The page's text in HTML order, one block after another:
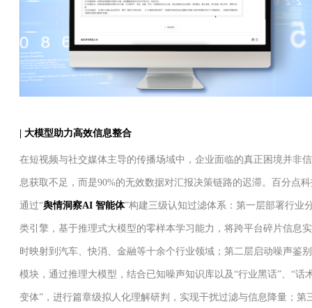
| 大模型助力高效信息整合
在短视频与社交媒体主导的传播场域中，企业面临的真正困境并非信
息获取不足，而是90%的无效数据对汇报决策链路的迟滞。百分点
通过“舆情洞察AI 智能体”构建三级认知过滤体系：第一层部署行业
类引擎，基于推理式大模型的零样本学习能力，将跨平台碎片信息实
时映射到汽车、快消、金融等十余个行业领域；第二层启动噪声鉴别
模块，通过推理大模型，结合已知噪声知识库以及“行业黑话”、“话
变体”，进行篇章级拟人化理解研判，实现干扰过滤与信息降量；第